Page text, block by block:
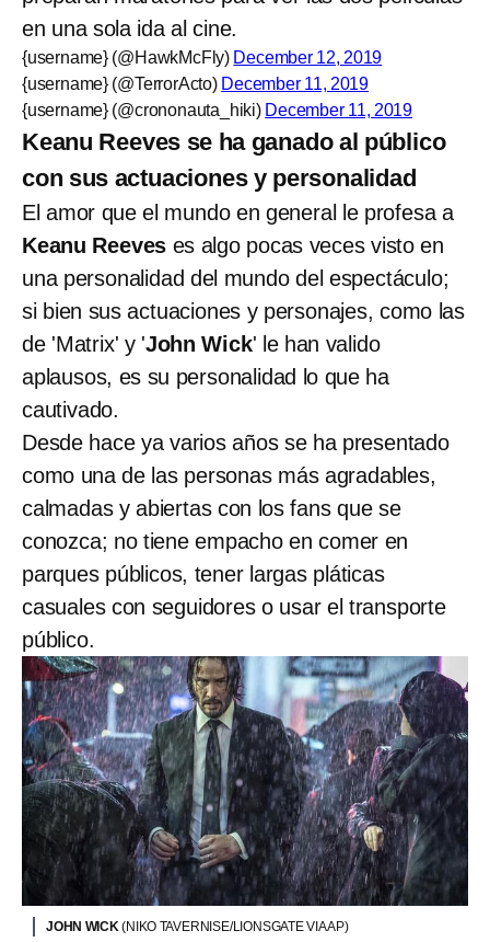
en una sola ida al cine.
{username} (@HawkMcFly) December 12, 2019
{username} (@TerrorActo) December 11, 2019
{username} (@crononauta_hiki) December 11, 2019
Keanu Reeves se ha ganado al público
con sus actuaciones y personalidad
El amor que el mundo en general le profesa a
Keanu Reeves es algo pocas veces visto en
una personalidad del mundo del espectáculo;
si bien sus actuaciones y personajes, como las
de 'Matrix' y 'John Wick' le han valido
aplausos, es su personalidad lo que ha
cautivado.
Desde hace ya varios años se ha presentado
como una de las personas más agradables,
calmadas y abiertas con los fans que se
conozca; no tiene empacho en comer en
parques públicos, tener largas pláticas
casuales con seguidores o usar el transporte
público.
JOHN WICK(NIKO TAVERNISE/LIONSGATE VIA AP)